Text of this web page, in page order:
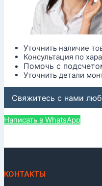
Уточнить наличие
Консультация по
Помочь с
Уточнить детали
Свяжитесь с нами
Написать в WhatsApp
КОНТАКТЫ